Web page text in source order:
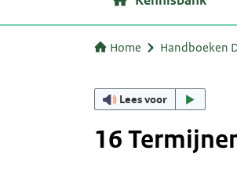
Home Handboeken
Lees voor
16